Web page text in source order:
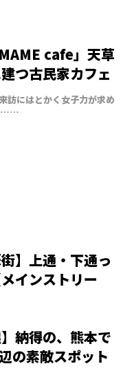
cafe」天草
つ古民家カフェ
訪にはとかく女子力が求め
……
】上通・下通っ
インストリー
納得の、熊本で
の素敵スポット